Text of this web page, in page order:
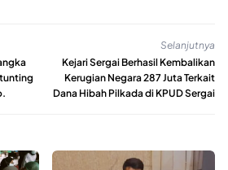
Selanjutnya
Kejari Sergai Berhasil Kembalikan
Kerugian Negara 287 Juta Terkait
Dana Hibah Pilkada di KPUD Sergai